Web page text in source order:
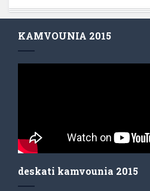
KAMVOUNIA 2015
deskati kamvounia 2015